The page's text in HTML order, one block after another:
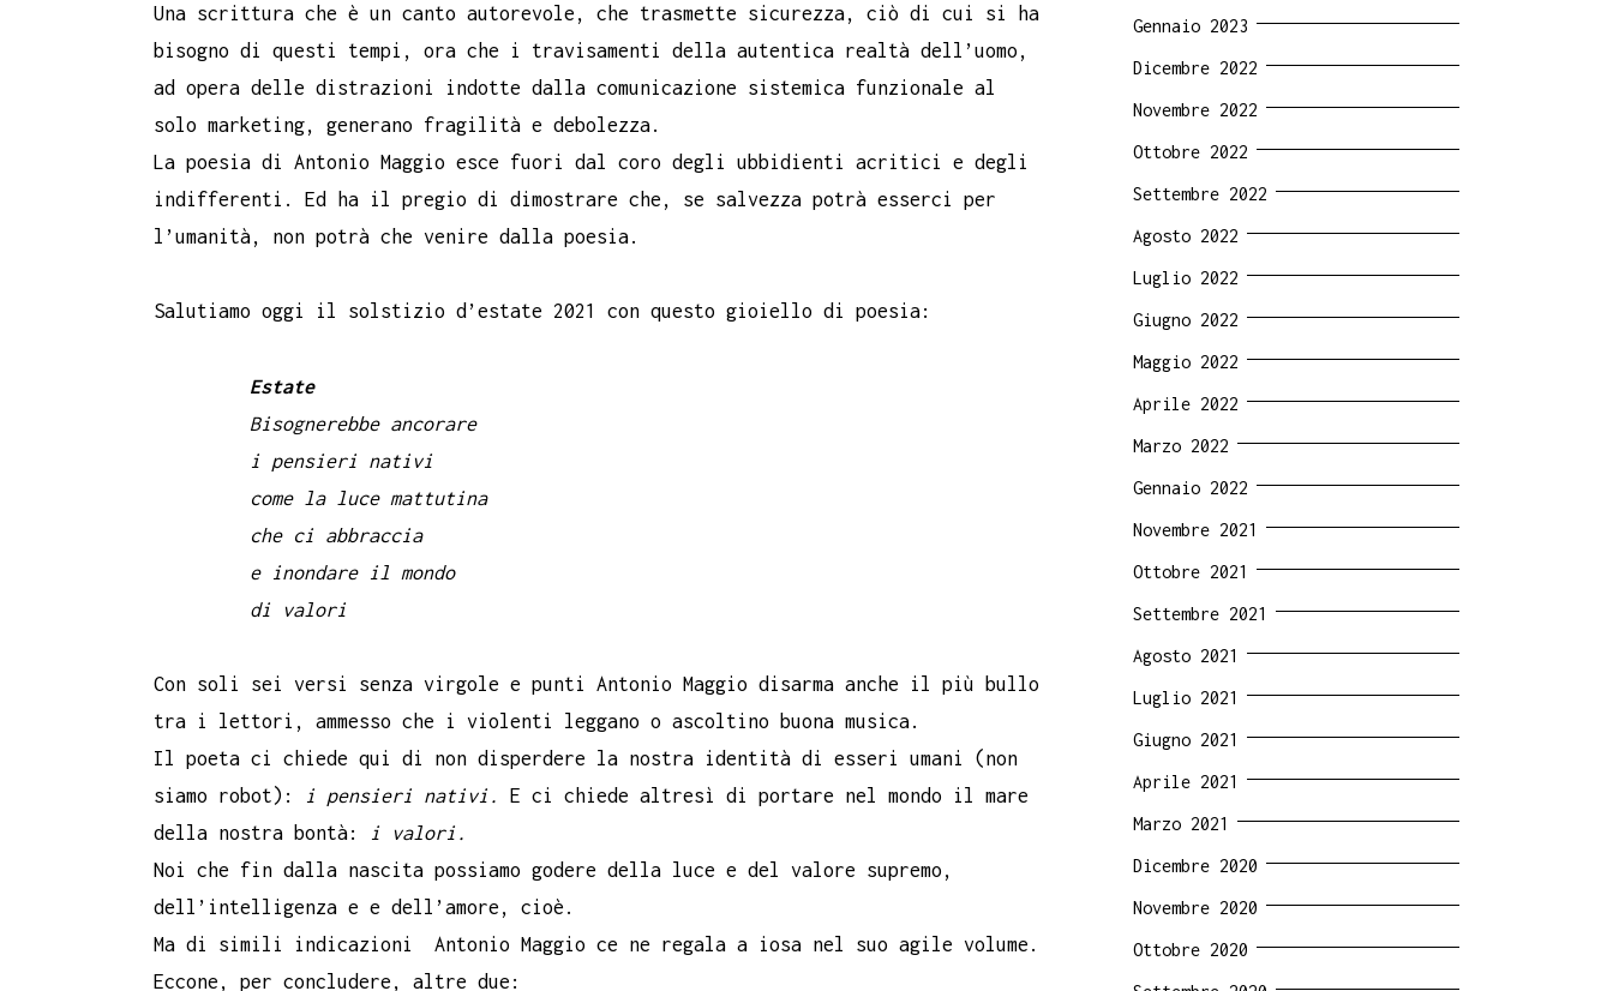
Una scrittura che è un canto autorevole, che trasmette sicurezza, ciò di cui si ha
bisogno di questi tempi, ora che i travisamenti della autentica realtà dell’uomo,
ad opera delle distrazioni indotte dalla comunicazione sistemica funzionale al
solo marketing, generano fragilità e debolezza.
La poesia di Antonio Maggio esce fuori dal coro degli ubbidienti acritici e degli
indifferenti. Ed ha il pregio di dimostrare che, se salvezza potrà esserci per
l’umanità, non potrà che venire dalla poesia.
Salutiamo oggi il solstizio d’estate 2021 con questo gioiello di poesia:
Estate
Bisognerebbe ancorare
i pensieri nativi
come la luce mattutina
che ci abbraccia
e inondare il mondo
di valori
Con soli sei versi senza virgole e punti Antonio Maggio disarma anche il più bullo
tra i lettori, ammesso che i violenti leggano o ascoltino buona musica.
Il poeta ci chiede qui di non disperdere la nostra identità di esseri umani (non
siamo robot):
i pensieri nativi.
E ci chiede altresì di portare nel mondo il mare
della nostra bontà:
i valori.
Noi che fin dalla nascita possiamo godere della luce e del valore supremo,
dell’intelligenza e e dell’amore, cioè.
Ma di simili indicazioni Antonio Maggio ce ne regala a iosa nel suo agile volume.
Eccone, per concludere, altre due:
Gennaio 2023
Dicembre 2022
Novembre 2022
Ottobre 2022
Settembre 2022
Agosto 2022
Luglio 2022
Giugno 2022
Maggio 2022
Aprile 2022
Marzo 2022
Gennaio 2022
Novembre 2021
Ottobre 2021
Settembre 2021
Agosto 2021
Luglio 2021
Giugno 2021
Aprile 2021
Marzo 2021
Dicembre 2020
Novembre 2020
Ottobre 2020